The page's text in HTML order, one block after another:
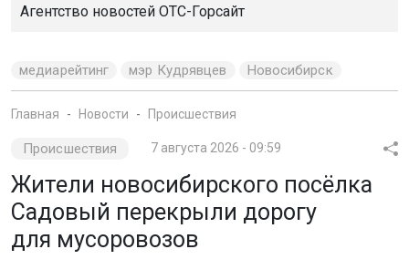
Агентство новостей ОТС-Горсайт
медиарейтинг мэр Кудрявцев Новосибирск
Главная Новости Происшествия
Происшествия 7 августа 2026 - 09:59
Жители новосибирского посёлка
Садовый перекрыли дорогу
для мусоровозов